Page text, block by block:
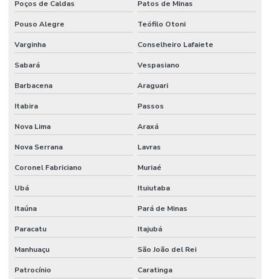
Empresa especializada em transmissão ao vivo
Empresa de filmagem com drone
Empresa de transmissão ao vivo
Estúdio de gravação em Fortaleza
Filmagem com drone
Filmagem com drone preço
Filmagem com drone valor
Gravação com drones
Grua de filmagem profissional
Poços de Caldas Patos de Minas
Pouso Alegre Teófilo Otoni
Varginha Conselheiro Lafaiete
Sabará Vespasiano
Barbacena Araguari
Itabira Passos
Nova Lima Araxá
Nova Serrana Lavras
Coronel Fabriciano Muriaé
Ubá Ituiutaba
Itaúna Pará de Minas
Paracatu Itajubá
Manhuaçu São João del Rei
Patrocínio Caratinga